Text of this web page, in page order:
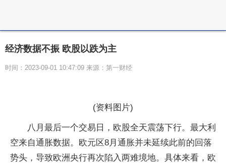
经济数据不振 欧股以跌为主
时间：2023-09-01 10:47:09 来源：第一财经
(资料图片)
八月最后一个交易日，欧股全天震荡下行。最大利
空来自通胀数据。欧元区8月通胀并未延续此前的回落
势头，导致欧洲央行再次陷入两难境地。具体来看，欧